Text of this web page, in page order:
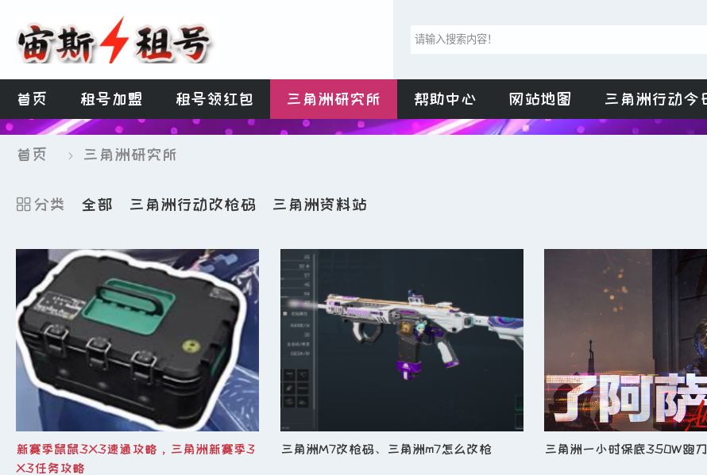
首页 租号加盟 租号领红包 三角洲研究所 帮助中心 网站地图 三角洲行动今
首页  三角洲研究所
分类 全部 三角洲行动改枪码 三角洲资料站
新赛季鼠鼠3X3速通攻略，三角洲新赛季3
X3任务攻略
三角洲M7改枪码、三角洲m7怎么改枪 三角洲一小时保底350W跑